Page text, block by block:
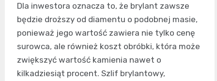
Dla inwestora oznacza to, że brylant zawsze
będzie droższy od diamentu o podobnej masie,
ponieważ jego wartość zawiera nie tylko cenę
surowca, ale również koszt obróbki, która może
zwiększyć wartość kamienia nawet o
kilkadziesiąt procent. Szlif brylantowy,